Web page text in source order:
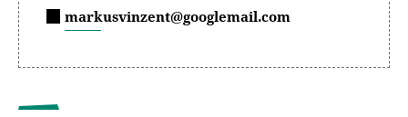
markusvinzent@googlemail.com